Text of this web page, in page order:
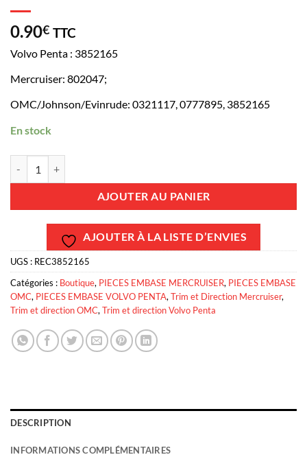
0.90€ TTC
Volvo Penta : 3852165
Mercruiser: 802047;
OMC/Johnson/Evinrude: 0321117, 0777895, 3852165
En stock
AJOUTER AU PANIER
AJOUTER À LA LISTE D’ENVIES
UGS : REC3852165
Catégories : Boutique, PIECES EMBASE MERCRUISER, PIECES EMBASE
OMC, PIECES EMBASE VOLVO PENTA,Trim et Direction Mercruiser,
Trim et direction OMC,Trim et direction Volvo Penta
DESCRIPTION
INFORMATIONS COMPLÉMENTAIRES